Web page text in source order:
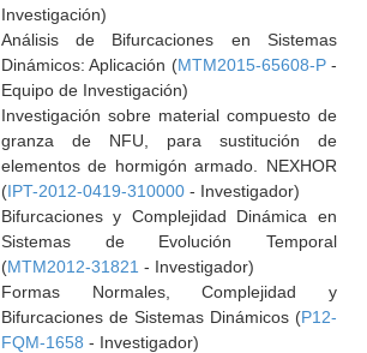
Investigación)
Análisis de Bifurcaciones en Sistemas
Dinámicos: Aplicación (MTM2015-65608-P-
Equipo de Investigación)
Investigación sobre material compuesto de
granza de NFU, para sustitución de
elementos de hormigón armado. NEXHOR
(IPT-2012-0419-310000- Investigador)
Bifurcaciones y Complejidad Dinámica en
Sistemas de Evolución Temporal
(MTM2012-31821 - Investigador)
Formas Normales, Complejidad y
Bifurcaciones de Sistemas Dinámicos (P12-
FQM-1658 - Investigador)